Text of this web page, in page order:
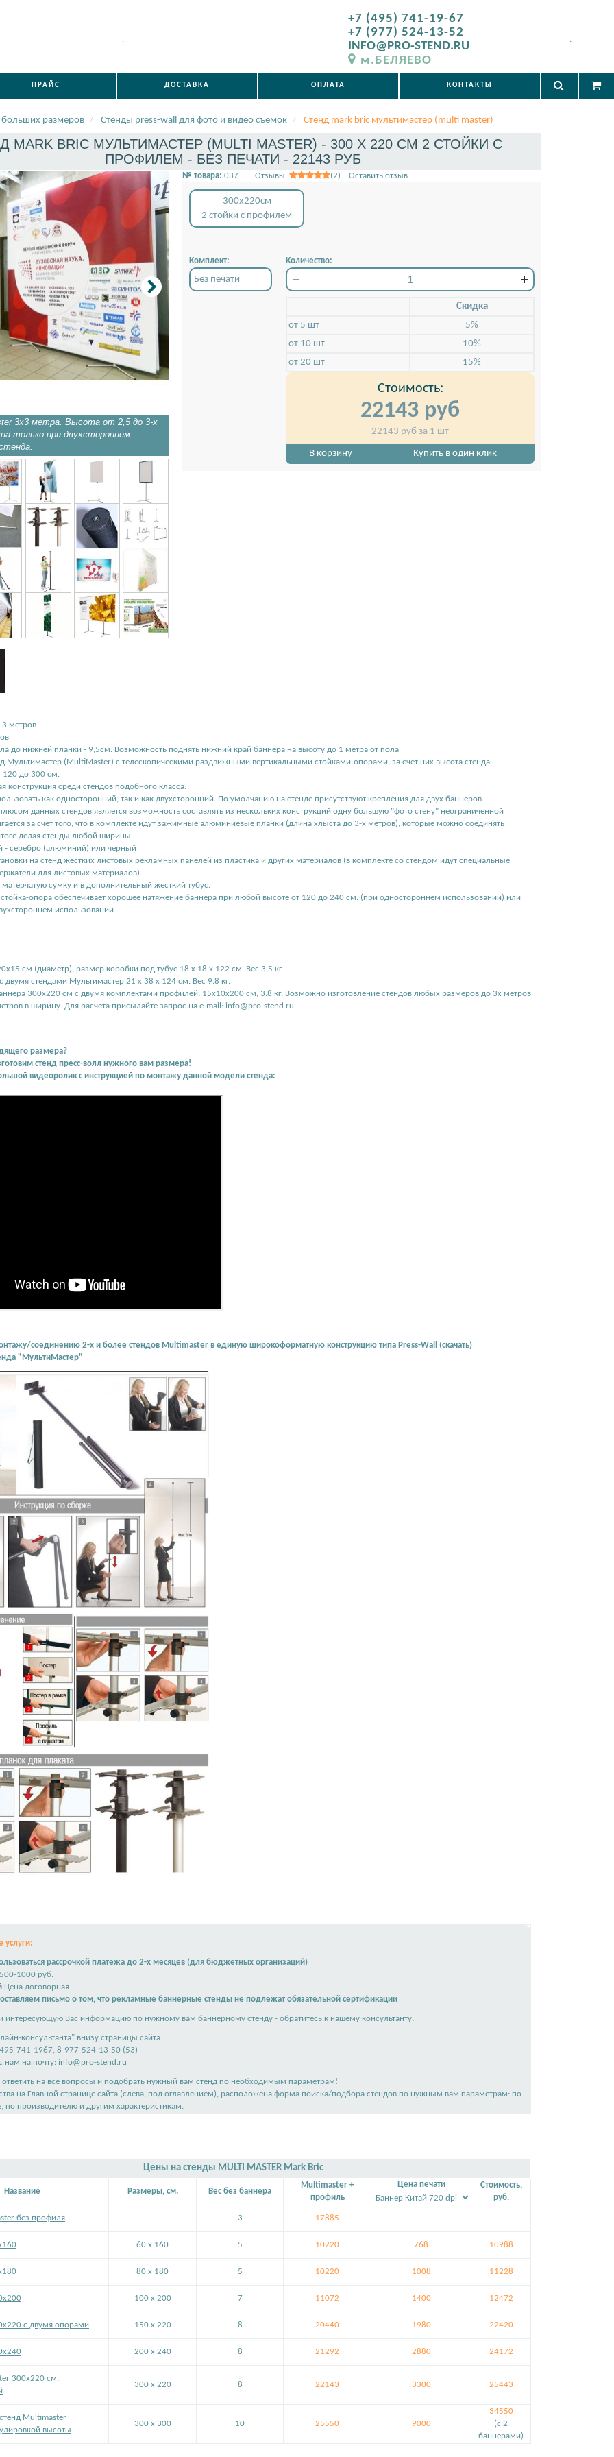
.
+7 (495) 741-19-67
+7 (977) 524-13-52
INFO@PRO-STEND.RU
м.БЕЛЯЕВО
.
ПРАЙС ДОСТАВКА ОПЛАТА КОНТАКТЫ
размеров Стенды press-wall для фото и видео съемок Стенд mark bric мультимастер (multi master)
MARK BRIC МУЛЬТИМАСТЕР (MULTI MASTER) - 300 X 220 СМ 2 СТОЙКИ С
ПРОФИЛЕМ - БЕЗ ПЕЧАТИ - 22143 РУБ
3х3 метра. Высота от 2,5 до 3-х
только при двухстороннем
На стенде Мультимастер возможно
фотопанели из баннера или жестких
№ товара: 037 Отзывы: (2) Оставить отзыв
300x220см
2 стойки с профилем
Комплект:
Без печати
Количество:
Скидкa
от 5 шт
5%
от 10 шт
10%
от 20 шт
15%
Стоимость:
22143 руб
22143 руб за 1 шт
В корзину Купить в один клик
3 метров
до нижней планки - 9,5см. Возможность поднять нижний край баннера на высоту до 1 метра от пола
Мультимастер (MultiMaster) с телескопическими раздвижными вертикальными стойками-опорами, за счет них высота стенда
120 до 300 см.
конструкция среди стендов подобного класса.
как односторонний, так и как двухсторонний. По умолчанию на стенде присутствуют крепления для двух баннеров.
данных стендов является возможность составлять из нескольких конструкций одну большую "фото стену" неограниченной
за счет того, что в комплекте идут зажимные алюминиевые планки (длина хлыста до 3-х метров), которые можно соединять
делая стенды любой ширины.
- серебро (алюминий) или черный
на стенд жестких листовых рекламных панелей из пластика и других материалов (в комплекте со стендом идут специальные
для листовых материалов)
матерчатую сумку и в дополнительный жесткий тубус.
стойка-опора обеспечивает хорошее натяжение баннера при любой высоте от 120 до 240 см. (при одностороннем использовании) или
использовании.
см (диаметр), размер коробки под тубус 18 х 18 х 122 см. Вес 3,5 кг.
двумя стендами Мультимастер 21 х 38 х 124 см. Вес 9.8 кг.
300х220 см с двумя комплектами профилей: 15х10х200 см, 3.8 кг. Возможно изготовление стендов любых размеров до 3х метров
в ширину. Для расчета присылайте запрос на e-mail: info@pro-stend.ru
размера?
стенд пресс-волл нужного вам размера!
видеоролик с инструкцией по монтажу данной модели стенда:
соединению 2-х и более стендов Multimaster в единую широкоформатную конструкцию типа Press-Wall (скачать)
"МультиМастер"
услуги:
рассрочкой платежа до 2-х месяцев (для бюджетных организаций)
1000 руб.
Цена договорная
письмо о том, что рекламные баннерные стенды не подлежат обязательной сертификации
интересующую Вас информацию по нужному вам баннерному стенду - обратитесь к нашему консультанту:
консультанта" внизу страницы сайта
741-1967, 8-977-524-13-50 (53)
нам на почту: info@pro-stend.ru
на все вопросы и подобрать нужный вам стенд по необходимым параметрам!
на Главной странице сайта (слева, под оглавлением), расположена форма поиска/подбора стендов по нужным вам параметрам: по
по производителю и другим характеристикам.
Цены на стенды MULTI MASTER Mark Bric
Название Размеры, см. Вес без баннера
Multimaster +
профиль
Цена печати
Стоимость,
руб.
без профиля 3 17885
60 x 160 5 10220 768 10988
80 x 180 5 10220 1008 11228
100 x 200 7 11072 1400 12472
с двумя опорами 150 x 220 8 20440 1980 22420
200 x 240 8 21292 2880 24172
300х220 см.
300 x 220 8 22143 3300 25443
Multimaster
высоты
300 x 300 10 25550 9000
34550
(c 2
баннерами)